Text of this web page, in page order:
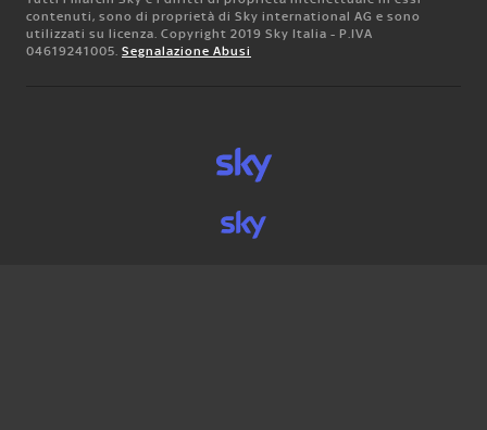
contenuti, sono di proprietà di Sky international AG e sono
utilizzati su licenza. Copyright 2019 Sky Italia - P.IVA
04619241005. Segnalazione Abusi